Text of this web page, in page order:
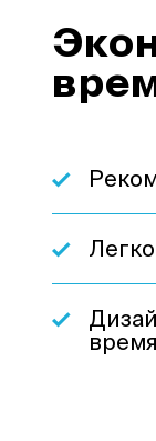
время